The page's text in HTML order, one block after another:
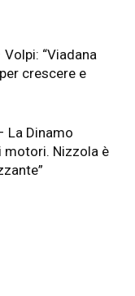
Volpi: “Viadana
crescere e
La Dinamo
motori. Nizzola è